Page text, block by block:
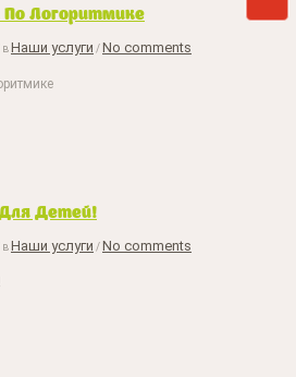
По Логоритмике
вНаши услуги /No comments
Детей!
вНаши услуги /No comments